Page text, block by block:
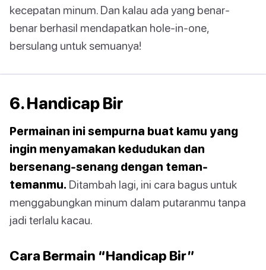
kecepatan minum. Dan kalau ada yang benar-
benar berhasil mendapatkan hole-in-one,
bersulang untuk semuanya!
6. Handicap Bir
Permainan ini sempurna buat kamu yang
ingin menyamakan kedudukan dan
bersenang-senang dengan teman-
temanmu. Ditambah lagi, ini cara bagus untuk
menggabungkan minum dalam putaranmu tanpa
jadi terlalu kacau.
Cara Bermain “Handicap Bir”